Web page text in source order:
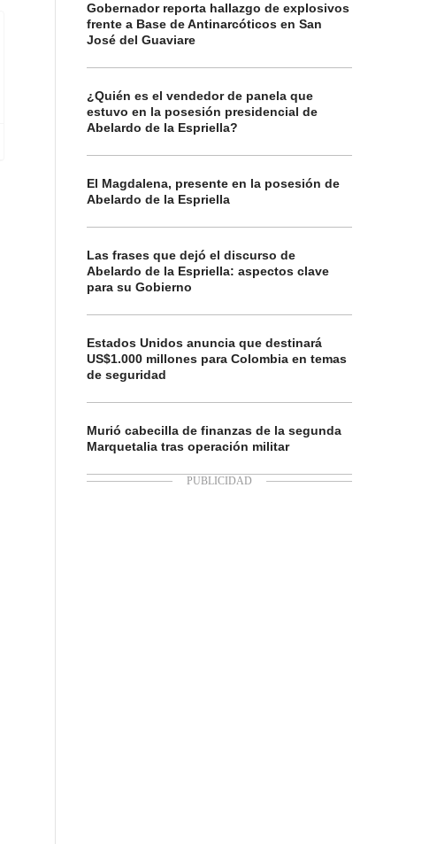
Gobernador reporta hallazgo de explosivos
frente a Base de Antinarcóticos en San
José del Guaviare
¿Quién es el vendedor de panela que
estuvo en la posesión presidencial de
Abelardo de la Espriella?
El Magdalena, presente en la posesión de
Abelardo de la Espriella
Las frases que dejó el discurso de
Abelardo de la Espriella: aspectos clave
para su Gobierno
Estados Unidos anuncia que destinará
US$1.000 millones para Colombia en temas
de seguridad
Murió cabecilla de finanzas de la segunda
Marquetalia tras operación militar